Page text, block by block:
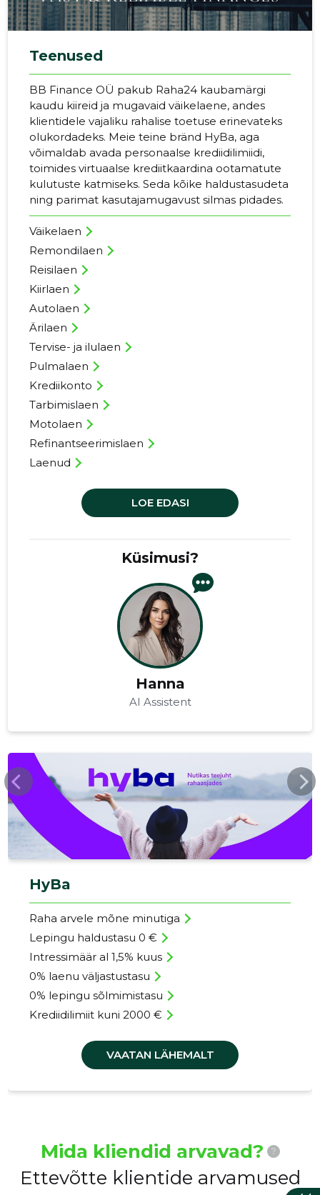
Teenused
BB Finance OÜ pakub Raha24 kaubamärgi
kaudu kiireid ja mugavaid väikelaene, andes
klientidele vajaliku rahalise toetuse erinevateks
olukordadeks. Meie teine bränd HyBa, aga
võimaldab avada personaalse krediidilimiidi,
toimides virtuaalse krediitkaardina ootamatute
kulutuste katmiseks. Seda kõike haldustasudeta
ning parimat kasutajamugavust silmas pidades.
Väikelaen
Remondilaen
Reisilaen
Kiirlaen
Autolaen
Ärilaen
Tervise- ja ilulaen
Pulmalaen
Krediikonto
Tarbimislaen
Motolaen
Refinantseerimislaen
Laenud
LOE EDASI
Küsimusi?
Hanna
AI Assistent
HYBA.EE
HyBa
Raha arvele mõne minutiga
Lepingu haldustasu 0 €
Intressimäär al 1,5% kuus
0% laenu väljastustasu
0% lepingu sõlmimistasu
Krediidilimiit kuni 2000 €
VAATAN LÄHEMALT
Mida kliendid arvavad? ?
Ettevõtte klientide arvamused